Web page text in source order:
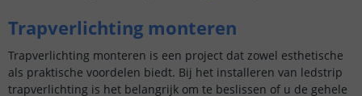
Trapverlichting monteren
Trapverlichting monteren is een project dat zowel esthetische
als praktische voordelen biedt. Bij het installeren van ledstrip
trapverlichting is het belangrijk om te beslissen of u de gehele